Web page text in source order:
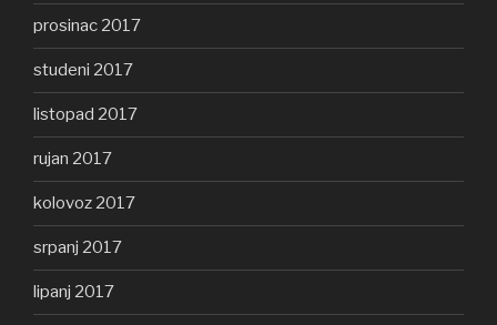
prosinac 2017
studeni 2017
listopad 2017
rujan 2017
kolovoz 2017
srpanj 2017
lipanj 2017